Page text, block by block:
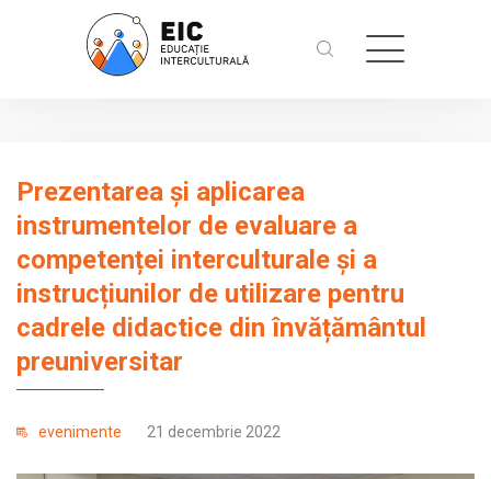
Prezentarea și aplicarea
instrumentelor de evaluare a
competenței interculturale și a
instrucțiunilor de utilizare pentru
cadrele didactice din învățământul
preuniversitar
evenimente 21 decembrie 2022